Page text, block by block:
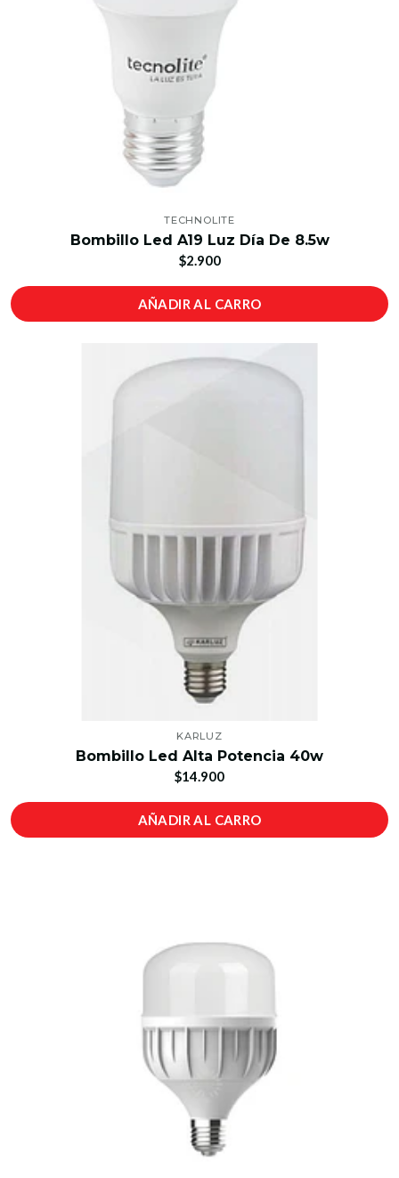
TECHNOLITE
Bombillo Led A19 Luz Día De 8.5w
$2.900
AÑADIR AL CARRO
KARLUZ
Bombillo Led Alta Potencia 40w
$14.900
AÑADIR AL CARRO